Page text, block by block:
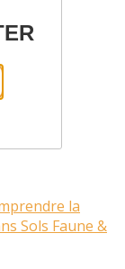
la
Sols Faune &